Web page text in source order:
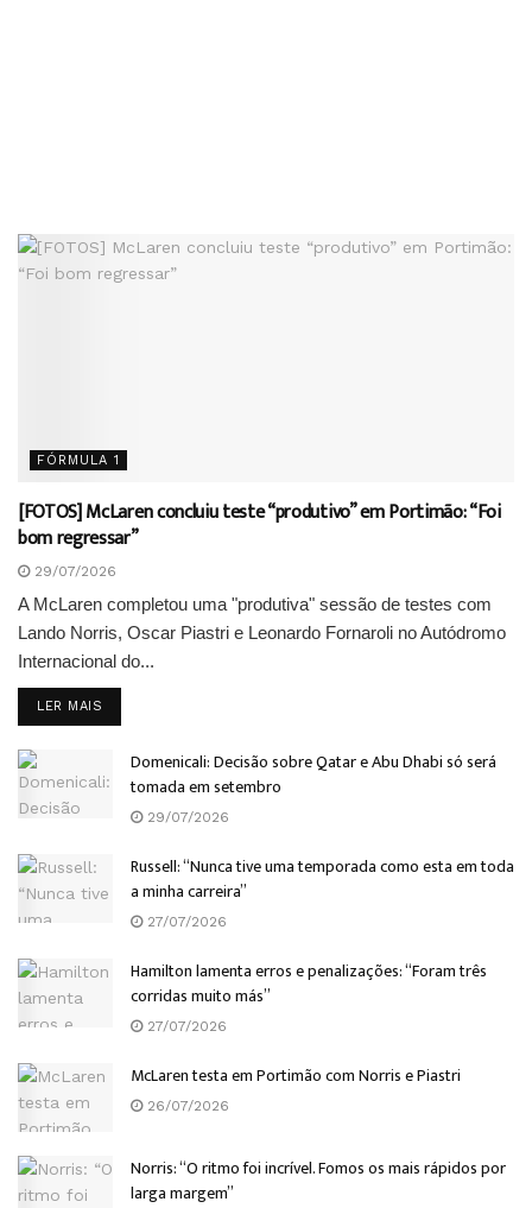
FÓRMULA 1
[FOTOS] McLaren concluiu teste “produtivo” em Portimão: “Foi
bom regressar”
29/07/2026
A McLaren completou uma "produtiva" sessão de testes com
Lando Norris, Oscar Piastri e Leonardo Fornaroli no Autódromo
Internacional do...
LER MAIS
Domenicali: Decisão sobre Qatar e Abu Dhabi só será
tomada em setembro
29/07/2026
Russell: “Nunca tive uma temporada como esta em toda
a minha carreira”
27/07/2026
Hamilton lamenta erros e penalizações: “Foram três
corridas muito más”
27/07/2026
McLaren testa em Portimão com Norris e Piastri
26/07/2026
Norris: “O ritmo foi incrível. Fomos os mais rápidos por
larga margem”